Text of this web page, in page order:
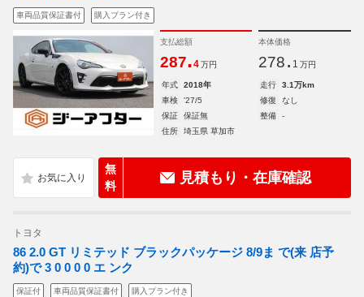
車両品質保証書付 購入プラン付き
支払総額
287.4 万円
本体価格
278. 1 万円
年式 2018年 走行
3.1万km
車検
'27/5 修復
なし
保証
保証無 整備
-
住所
埼玉県 草加市
無
料
見積もり・在庫確認
トヨタ
86 2.0 GT リミテッド ブラックパッケージ 8/9ま で(来 店予
約)で 3 0 0 0 0 エ ンク
保証付 車両品質保証書付 購入プラン付き